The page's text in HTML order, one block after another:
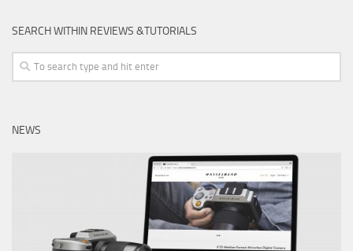
SEARCH WITHIN REVIEWS &TUTORIALS
NEWS